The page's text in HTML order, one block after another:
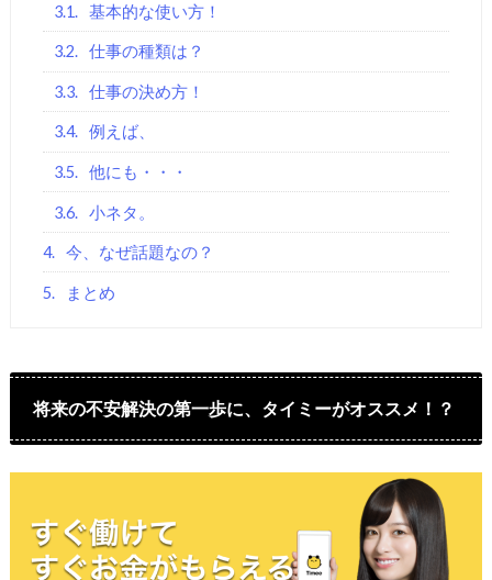
3.1. 基本的な使い方！
3.2. 仕事の種類は？
3.3. 仕事の決め方！
3.4. 例えば、
3.5. 他にも・・・
3.6. 小ネタ。
4. 今、なぜ話題なの？
5. まとめ
将来の不安解決の第一歩に、タイミーがオススメ！？